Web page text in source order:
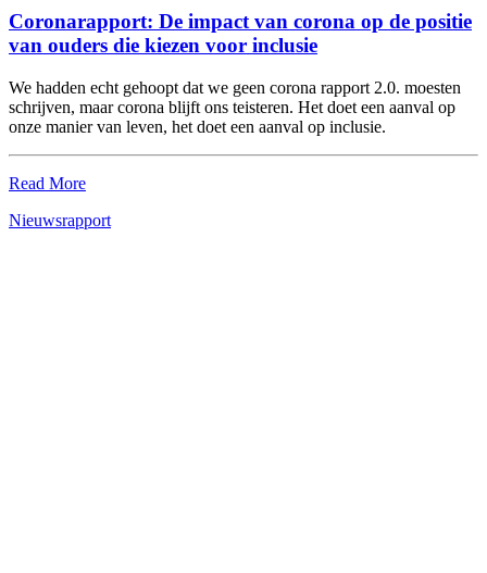
Coronarapport: De impact van corona op de positie
van ouders die kiezen voor inclusie
We hadden echt gehoopt dat we geen corona rapport 2.0. moesten
schrijven, maar corona blijft ons teisteren. Het doet een aanval op
onze manier van leven, het doet een aanval op inclusie.
Read More
Nieuwsrapport